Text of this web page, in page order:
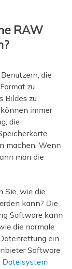
RAW
die
zu
Bildes zu
immer
die
machen. Wenn
man die
Sie, wie die
kann? Die
Software kann
die normale
ein
Software
Dateisystem